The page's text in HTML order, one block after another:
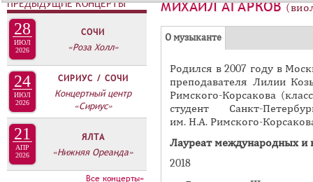
МИХАИЛ АГАРКОВ
Г
П
П
О музыканте(
а
к
т
в
н
Родился в 2007 году в
преподавателя Лилии
Римского-Корсакова
студент Санкт-
им. Н.А. Римского-
Лауреат международных и
2018
ПРЕДЫДУЩИЕ КОНЦЕРТЫ
28
ИЮЛ
2026
СОЧИ
«Роза Холл»
24
ИЮЛ
2026
СИРИУС / СОЧИ
Концертный центр
«Сириус»
21
АПР
2026
ЯЛТА
«Нижняя Ореанда»
Все концерты»